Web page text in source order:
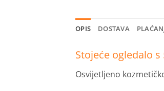
OPIS DOSTAVA
Stojeće ogledalo
Osvijetljeno